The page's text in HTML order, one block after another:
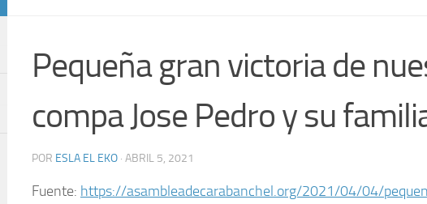
Pequeña gran victoria de
compa Jose Pedro y su
POR ESLA EL EKO · ABRIL 5, 2021
Fuente: https://asambleadecarabanchel.org/2021/04/04/